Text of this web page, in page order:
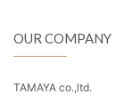
OUR COMPANY
TAMAYA co.,ltd.